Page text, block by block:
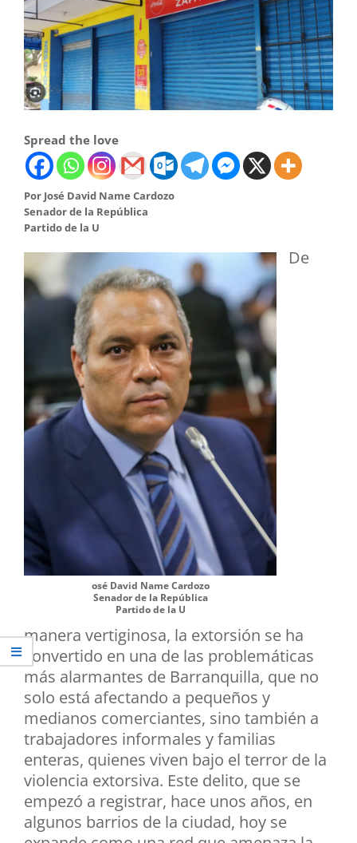
Spread the love
Por José David Name Cardozo
Senador de la República
Partido de la U
osé David Name Cardozo
Senador de la República
Partido de la U
De
manera vertiginosa, la extorsión se ha
convertido en una de las problemáticas
más alarmantes de Barranquilla, que no
solo está afectando a pequeños y
medianos comerciantes, sino también a
trabajadores informales y familias
enteras, quienes viven bajo el terror de la
violencia extorsiva. Este delito, que se
empezó a registrar, hace unos años, en
algunos barrios de la ciudad, hoy se